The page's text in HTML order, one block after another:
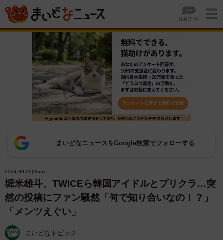
まいどなニュースをGoogle検索でフォローする
2024.09.09(Mon)
堀米雄斗、TWICEら韓国アイドルとプリクラ…突
然の投稿にファン騒然「何で知り合いなの！？」
「メンツえぐい」
まいどなトピック